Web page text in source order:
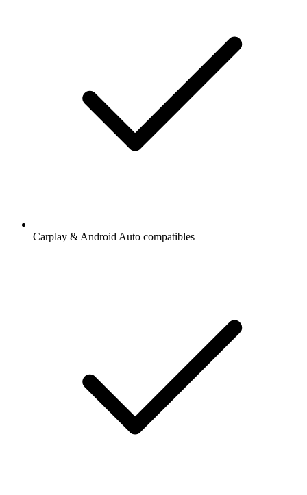
Carplay & Android Auto compatibles